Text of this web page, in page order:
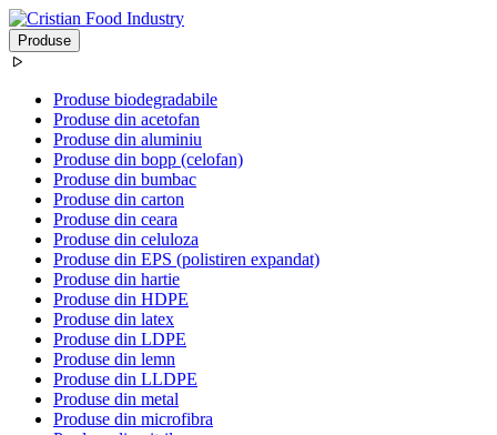
Produse
Produse biodegradabile
Produse din acetofan
Produse din aluminiu
Produse din bopp (celofan)
Produse din bumbac
Produse din carton
Produse din ceara
Produse din celuloza
Produse din EPS (polistiren expandat)
Produse din hartie
Produse din HDPE
Produse din latex
Produse din LDPE
Produse din lemn
Produse din LLDPE
Produse din metal
Produse din microfibra